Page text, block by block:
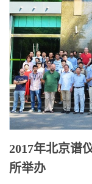
2017年北京谱
所举办